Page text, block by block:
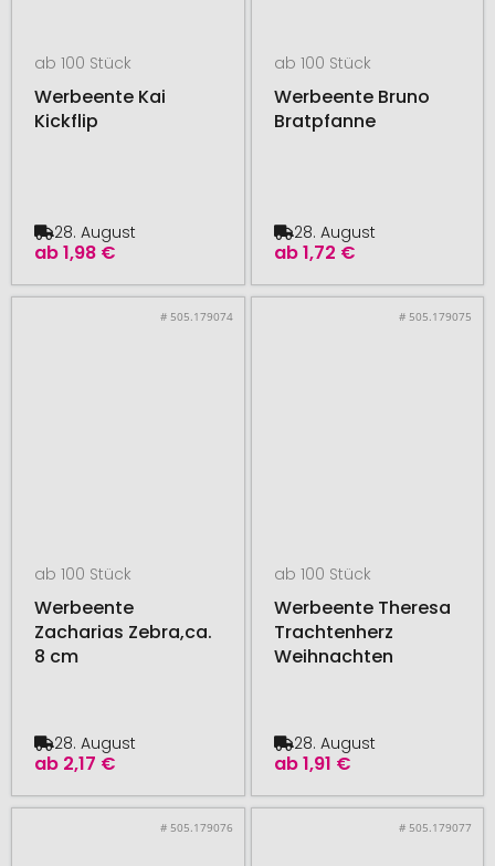
ab 100 Stück
Werbeente Kai
Kickflip
ab1,98 €
28. August
ab 100 Stück
Werbeente Bruno
Bratpfanne
ab1,72 €
28. August
# 505.179074
ab 100 Stück
Werbeente
Zacharias Zebra,ca.
8 cm
ab 2,17 €
28. August
# 505.179075
ab 100 Stück
Werbeente Theresa
Trachtenherz
Weihnachten
ab1,91 €
28. August
# 505.179076 # 505.179077